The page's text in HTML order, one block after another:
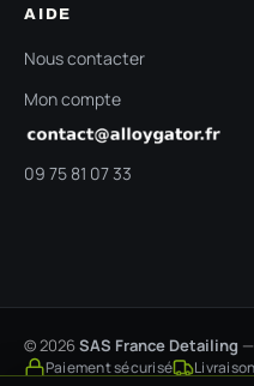
AIDE
Nous contacter
Mon compte
09 75 81 07 33
© 2026SAS France Detailing
Paiement sécurisé